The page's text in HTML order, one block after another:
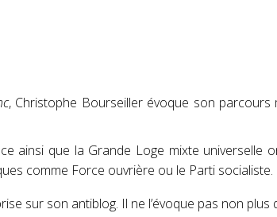
, Christophe Bourseiller évoque son
ainsi que la Grande Loge mixte
comme Force ouvrière ou le Parti
sur son antiblog. Il ne l’évoque pas non plus